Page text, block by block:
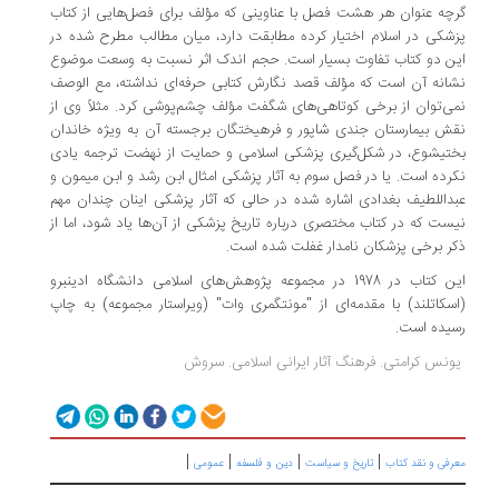
گرچه عنوان هر هشت فصل با عناوینی که مؤلف برای فصل‌هایی از کتاب
پزشکی در اسلام اختیار کرده مطابقت دارد، میان مطالب مطرح شده در
این دو کتاب تفاوت بسیار است. حجم اندک اثر نسبت به وسعت موضوع
نشانه آن است که مؤلف قصد نگارش کتابی حرفه‌ای نداشته، مع الوصف
نمی‌توان از برخی کوتاهی‌های شگفت مؤلف چشم‌پوشی کرد. مثلاً وی از
نقش بیمارستان جندی شاپور و فرهیختگان برجسته آن به ویژه خاندان
بختیشوع، در شکل‌گیری پزشکی اسلامی و حمایت از نهضت ترجمه یادی
نکرده است. یا در فصل سوم به آثار پزشکی امثال ابن رشد و ابن میمون و
عبداللطیف بغدادی اشاره شده در حالی که آثار پزشکی اینان چندان مهم
نیست که در کتاب مختصری درباره تاریخ پزشکی از آن‌ها یاد شود، اما از
ذکر برخی پزشکان نامدار غفلت شده است.
این کتاب در 1978 در مجموعه پژوهش‌های اسلامی دانشگاه ادینبرو
(اسکاتلند) با مقدمه‌ای از "مونتگمری وات" (ویراستار مجموعه) به چاپ
رسیده است.
یونس کرامتی. فرهنگ آثار ایرانی اسلامی. سروش
معرفی و نقد کتاب | تاریخ و سیاست | دین و فلسفه | عمومی |